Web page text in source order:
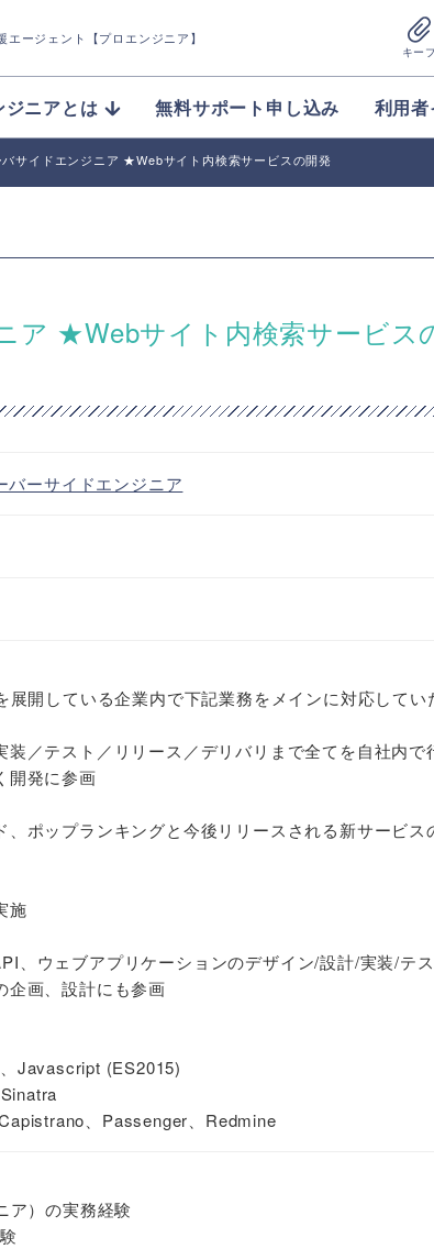
エージェント【プロエンジニア】
キー
ニアとは 無料サポート申し込み 利用
バサイドエンジニア ★Webサイト内検索サービスの開発
ア ★Webサイト内検索サービス
バーサイドエンジニア
展開している企業内で下記業務をメインに対応してい
装／テスト／リリース／デリバリまで全てを自社内で
開発に参画
、ポップランキングと今後リリースされる新サービス
施
、ウェブアプリケーションのデザイン/設計/実装/テ
企画、設計にも参画
Javascript (ES2015)
、Passenger、Redmine
ア）の実務経験